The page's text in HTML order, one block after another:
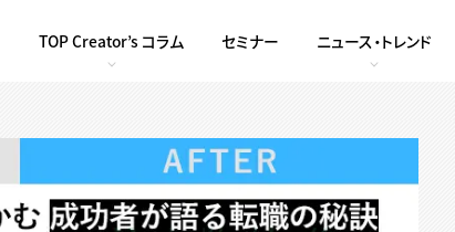
TOP Creator’s コラム セミナー ニュース・トレンド